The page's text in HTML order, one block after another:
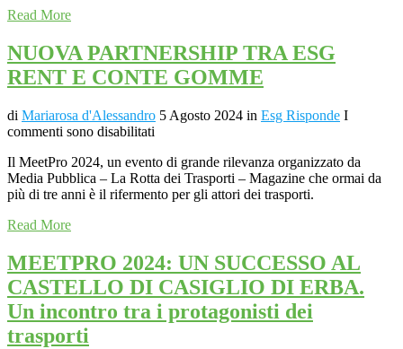
Read More
NUOVA PARTNERSHIP TRA ESG
RENT E CONTE GOMME
di Mariarosa d'Alessandro 5 Agosto 2024 in Esg Risponde I
commenti sono disabilitati
Il MeetPro 2024, un evento di grande rilevanza organizzato da
Media Pubblica – La Rotta dei Trasporti – Magazine che ormai da
più di tre anni è il rifermento per gli attori dei trasporti.
Read More
MEETPRO 2024: UN SUCCESSO AL
CASTELLO DI CASIGLIO DI ERBA.
Un incontro tra i protagonisti dei
trasporti